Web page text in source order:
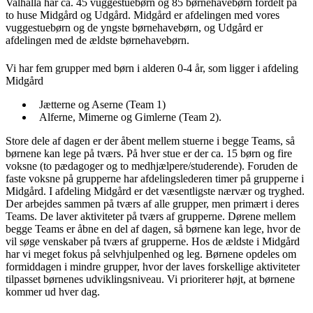
Valhalla har ca. 45 vuggestuebørn og 85 børnehavebørn fordelt på
to huse Midgård og Udgård. Midgård er afdelingen med vores
vuggestuebørn og de yngste børnehavebørn, og Udgård er
afdelingen med de ældste børnehavebørn.
Vi har fem grupper med børn i alderen 0-4 år, som ligger i afdeling
Midgård
Jætterne og Aserne (Team 1)
Alferne, Mimerne og Gimlerne (Team 2).
Store dele af dagen er der åbent mellem stuerne i begge Teams, så
børnene kan lege på tværs. På hver stue er der ca. 15 børn og fire
voksne (to pædagoger og to medhjælpere/studerende). Foruden de
faste voksne på grupperne har afdelingslederen timer på grupperne i
Midgård. I afdeling Midgård er det væsentligste nærvær og tryghed.
Der arbejdes sammen på tværs af alle grupper, men primært i deres
Teams. De laver aktiviteter på tværs af grupperne. Dørene mellem
begge Teams er åbne en del af dagen, så børnene kan lege, hvor de
vil søge venskaber på tværs af grupperne. Hos de ældste i Midgård
har vi meget fokus på selvhjulpenhed og leg. Børnene opdeles om
formiddagen i mindre grupper, hvor der laves forskellige aktiviteter
tilpasset børnenes udviklingsniveau. Vi prioriterer højt, at børnene
kommer ud hver dag.